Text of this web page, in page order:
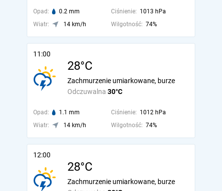
Opad: 0.2 mm Ciśnienie: 1013 hPa
Wiatr:
14 km/h Wilgotność: 74%
11:00
28°C
Odczuwalna 30°C
Zachmurzenie umiarkowane, burze
Opad: 1.1 mm Ciśnienie: 1012 hPa
Wiatr:
14 km/h Wilgotność: 74%
12:00
28°C
Zachmurzenie umiarkowane, burze